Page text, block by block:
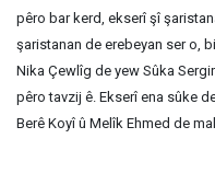
pêro bar kerd, ekserî şî
şaristanan de erebeyan ser o,
Nika Çewlîg de yew Sûka
pêro tavzij ê. Ekserî ena sûke
Berê Koyî û Melîk Ehmed de